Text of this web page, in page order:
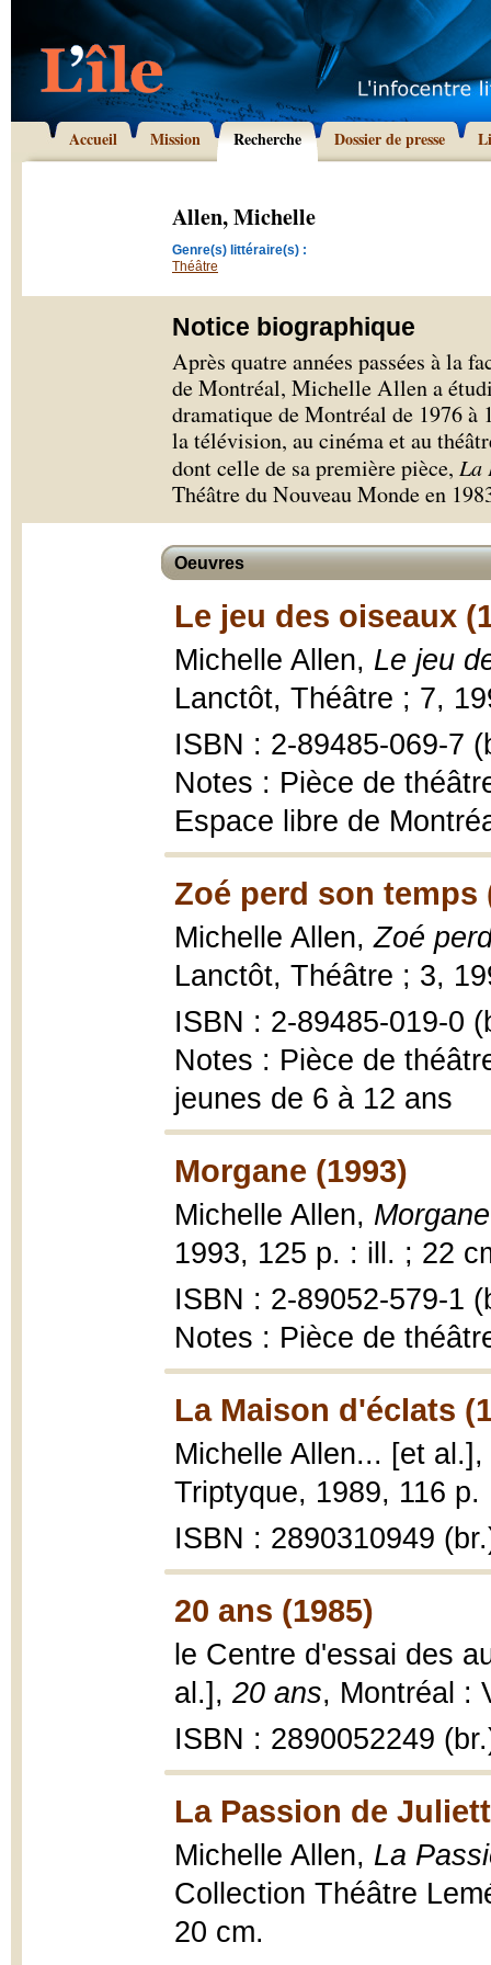
Accueil Mission Recherche Dossier de presse
Allen, Michelle
Genre(s) littéraire(s) :
Théâtre
Notice biographique
Après quatre années passées à la
de Montréal, Michelle Allen a
dramatique de Montréal de 1976 à
la télévision, au cinéma et au
dont celle de sa première pièce, La
Théâtre du Nouveau Monde en
Oeuvres
Le jeu des oiseaux
Michelle Allen, Le jeu
Lanctôt, Théâtre ; 7,
ISBN : 2-89485-069-7
Notes : Pièce de
Espace libre de
Zoé perd son temps
Michelle Allen,Zoé
Lanctôt, Théâtre ; 3,
ISBN : 2-89485-019-0
Notes : Pièce de
jeunes de 6 à 12 ans
Morgane (1993)
Michelle Allen,
1993, 125 p. : ill. ; 22
ISBN : 2-89052-579-1
Notes : Pièce de
La Maison d'éclats
Michelle Allen... [et al.],
Triptyque, 1989, 116 p.
ISBN : 2890310949
20 ans (1985)
le Centre d'essai des
al.], 20 ans, Montréal :
ISBN : 2890052249
La Passion de
Michelle Allen, La
Collection Théâtre
20 cm.